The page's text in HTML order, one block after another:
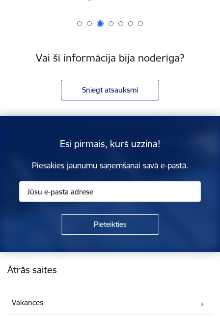
Vai šī informācija bija noderīga?
Sniegt atsauksmi
Esi pirmais, kurš uzzina!
Piesakies jaunumu saņemšanai savā e-pastā.
Kājene
Ātrās saites
Vakances